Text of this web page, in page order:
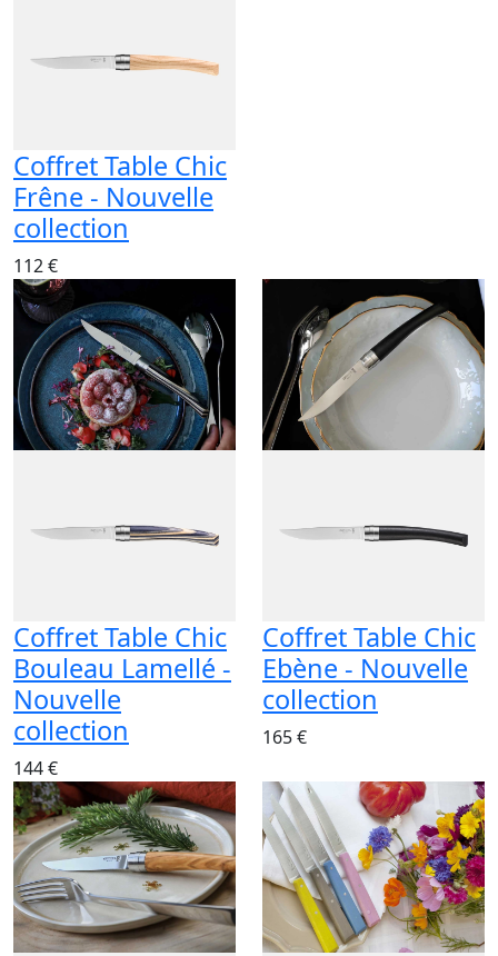
Coffret Table Chic
Frêne - Nouvelle
collection
112 €
Coffret Table Chic
Bouleau Lamellé -
Nouvelle
collection
144 €
Coffret Table Chic
Ebène - Nouvelle
collection
165 €